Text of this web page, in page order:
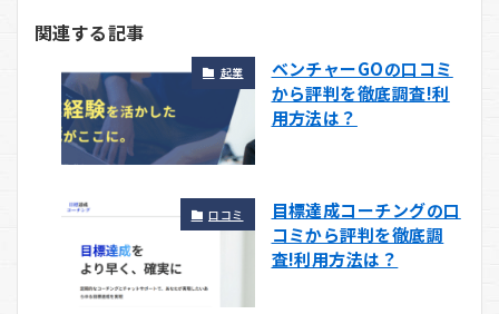
関連する記事
起業
ベンチャーGOの口コミ
から評判を徹底調査!利
用方法は？
口コミ
目標達成コーチングの口
コミから評判を徹底調
査!利用方法は？